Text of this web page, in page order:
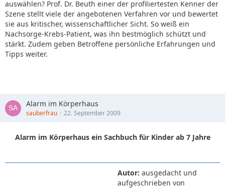
auswählen? Prof. Dr. Beuth einer der profiliertesten Kenner der
Szene stellt viele der angebotenen Verfahren vor und bewertet
sie aus kritischer, wissenschaftlicher Sicht. So weiß ein
Nachsorge-Krebs-Patient, was ihn bestmöglich schützt und
stärkt. Zudem geben Betroffene persönliche Erfahrungen und
Tipps weiter.
Alarm im Körperhaus
sauberfrau 22. September 2009
Alarm im Körperhaus ein Sachbuch für Kinder ab 7 Jahre
Autor: ausgedacht und
aufgeschrieben von